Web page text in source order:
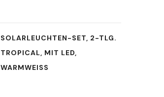
SOLARLEUCHTEN-SET, 2-TLG.
TROPICAL, MIT LED,
WARMWEISS